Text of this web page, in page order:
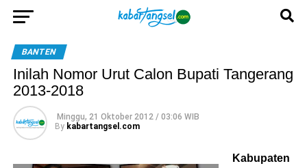
BANTEN
Inilah Nomor Urut Calon Bupati Tangerang
2013-2018
Minggu, 21 Oktober 2012 / 03:06 WIB
By kabartangsel.com
Kabupaten